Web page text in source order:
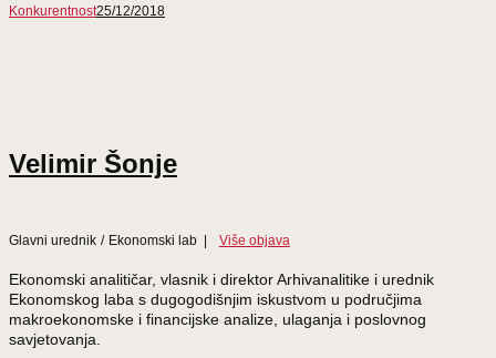
Konkurentnost25/12/2018
Velimir Šonje
Glavni urednik / Ekonomski lab | Više objava
Ekonomski analitičar, vlasnik i direktor Arhivanalitike i urednik
Ekonomskog laba s dugogodišnjim iskustvom u područjima
makroekonomske i financijske analize, ulaganja i poslovnog
savjetovanja.